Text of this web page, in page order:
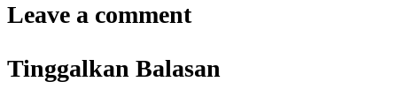
Leave a comment
Tinggalkan Balasan